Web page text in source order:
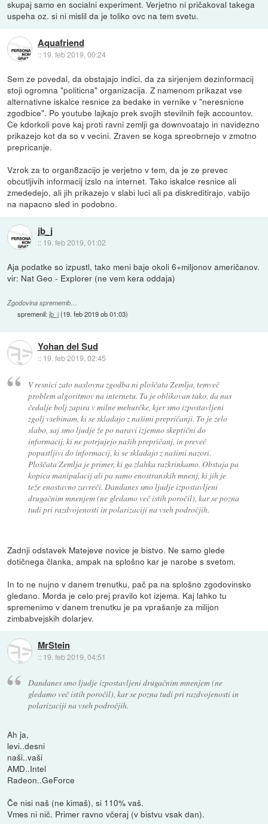
skupaj samo en socialni experiment. Verjetno ni pričakoval takega
uspeha oz. si ni mislil da je toliko ovc na tem svetu.
Aquafriend
:: 19. feb 2019, 00:24
Sem ze povedal, da obstajajo indici, da za sirjenjem dezinformacij
stoji ogromna "politicna" organizacija. Z namenom prikazat vse
alternativne iskalce resnice za bedake in vernike v "neresnicne
zgodbice". Po youtube lajkajo prek svojih stevilnih fejk accountov.
Ce kdorkoli pove kaj proti ravni zemlji ga downvoatajo in navidezno
prikazejo kot da so v vecini. Zraven se koga spreobrnejo v zmotno
prepricanje.
Vzrok za to organ8zacijo je verjetno v tem, da je ze prevec
obcutljivih informacij izslo na internet. Tako iskalce resnice ali
zmededejo, ali jih prikazejo v slabi luci ali pa diskreditirajo, vabijo
na napacno sled in podobno.
jb_j
:: 19. feb 2019, 01:02
Aja podatke so izpustl, tako meni baje okoli 6+miljonov američanov.
vir: Nat Geo - Explorer (ne vem kera oddaja)
Zgodovina sprememb…
spremenil:jb_j(19. feb 2019 ob 01:03)
Yohan del Sud
:: 19. feb 2019, 02:45
V resnici zato naslovna zgodba ni ploščata Zemlja, temveč
problem algoritmov na internetu. Ta je oblikovan tako, da nas
čedalje bolj zapira v milne mehurčke, kjer smo izpostavljeni
zgolj vsebinam, ki se skladajo z našimi prepričanji. To je zelo
slabo, saj smo ljudje že po naravi izjemno skeptični do
informacij, ki ne potrjujejo naših prepričanj, in preveč
popustljivi do informacij, ki se skladajo z našimi nazori.
Ploščata Zemlja je primer, ki ga zlahka razkrinkamo. Obstaja pa
kopica manipulacij ali pa samo enostranskih mnenj, ki jih je
teže enostavno zavreči. Dandanes smo ljudje izpostavljeni
drugačnim mnenjem (ne gledamo več istih poročil), kar se pozna
tudi pri razdvojenosti in polarizaciji na vseh področjih.
Zadnji odstavek Matejeve novice je bistvo. Ne samo glede
dotičnega članka, ampak na splošno kar je narobe s svetom.
In to ne nujno v danem trenutku, pač pa na splošno zgodovinsko
gledano. Morda je celo prej pravilo kot izjema. Kaj lahko tu
spremenimo v danem trenutku je pa vprašanje za milijon
zimbabvejskih dolarjev.
MrStein
:: 19. feb 2019, 04:51
Dandanes smo ljudje izpostavljeni drugačnim mnenjem (ne
gledamo več istih poročil), kar se pozna tudi pri razdvojenosti in
polarizaciji na vseh področjih.
Ah ja,
levi..desni
naši..vaši
AMD..Intel
Radeon..GeForce
Če nisi naš (ne kimaš), si 110% vaš.
Vmes ni nič. Primer ravno včeraj (v bistvu vsak dan).